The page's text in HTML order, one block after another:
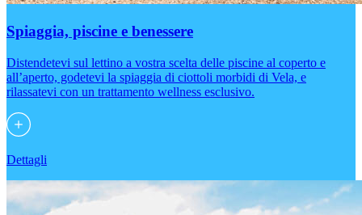
Spiaggia, piscine e benessere
Distendetevi sul lettino a vostra scelta delle piscine al coperto e
all’aperto, godetevi la spiaggia di ciottoli morbidi di Vela, e
rilassatevi con un trattamento wellness esclusivo.
Dettagli